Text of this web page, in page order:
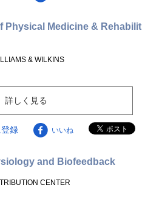
Physical Medicine & Rehabilit
& WILKINS
詳しく見る
録 いいね
and Biofeedback
CENTER